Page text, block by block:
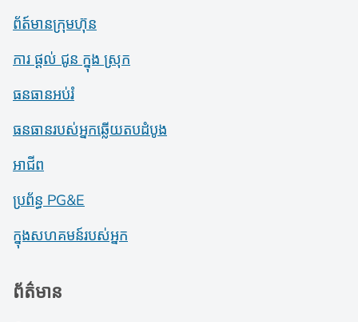
ព័ត៍​មាន​ក្រុមហ៊ុន
ការ ផ្តល់ ជូន ក្នុង ស្រុក
ធនធានអប់រំ
ធនធានរបស់អ្នកឆ្លើយតបដំបូង
អាជីព
ប្រព័ន្ធ PG&E
ក្នុងសហគមន៍របស់អ្នក
ព័ត៌មាន